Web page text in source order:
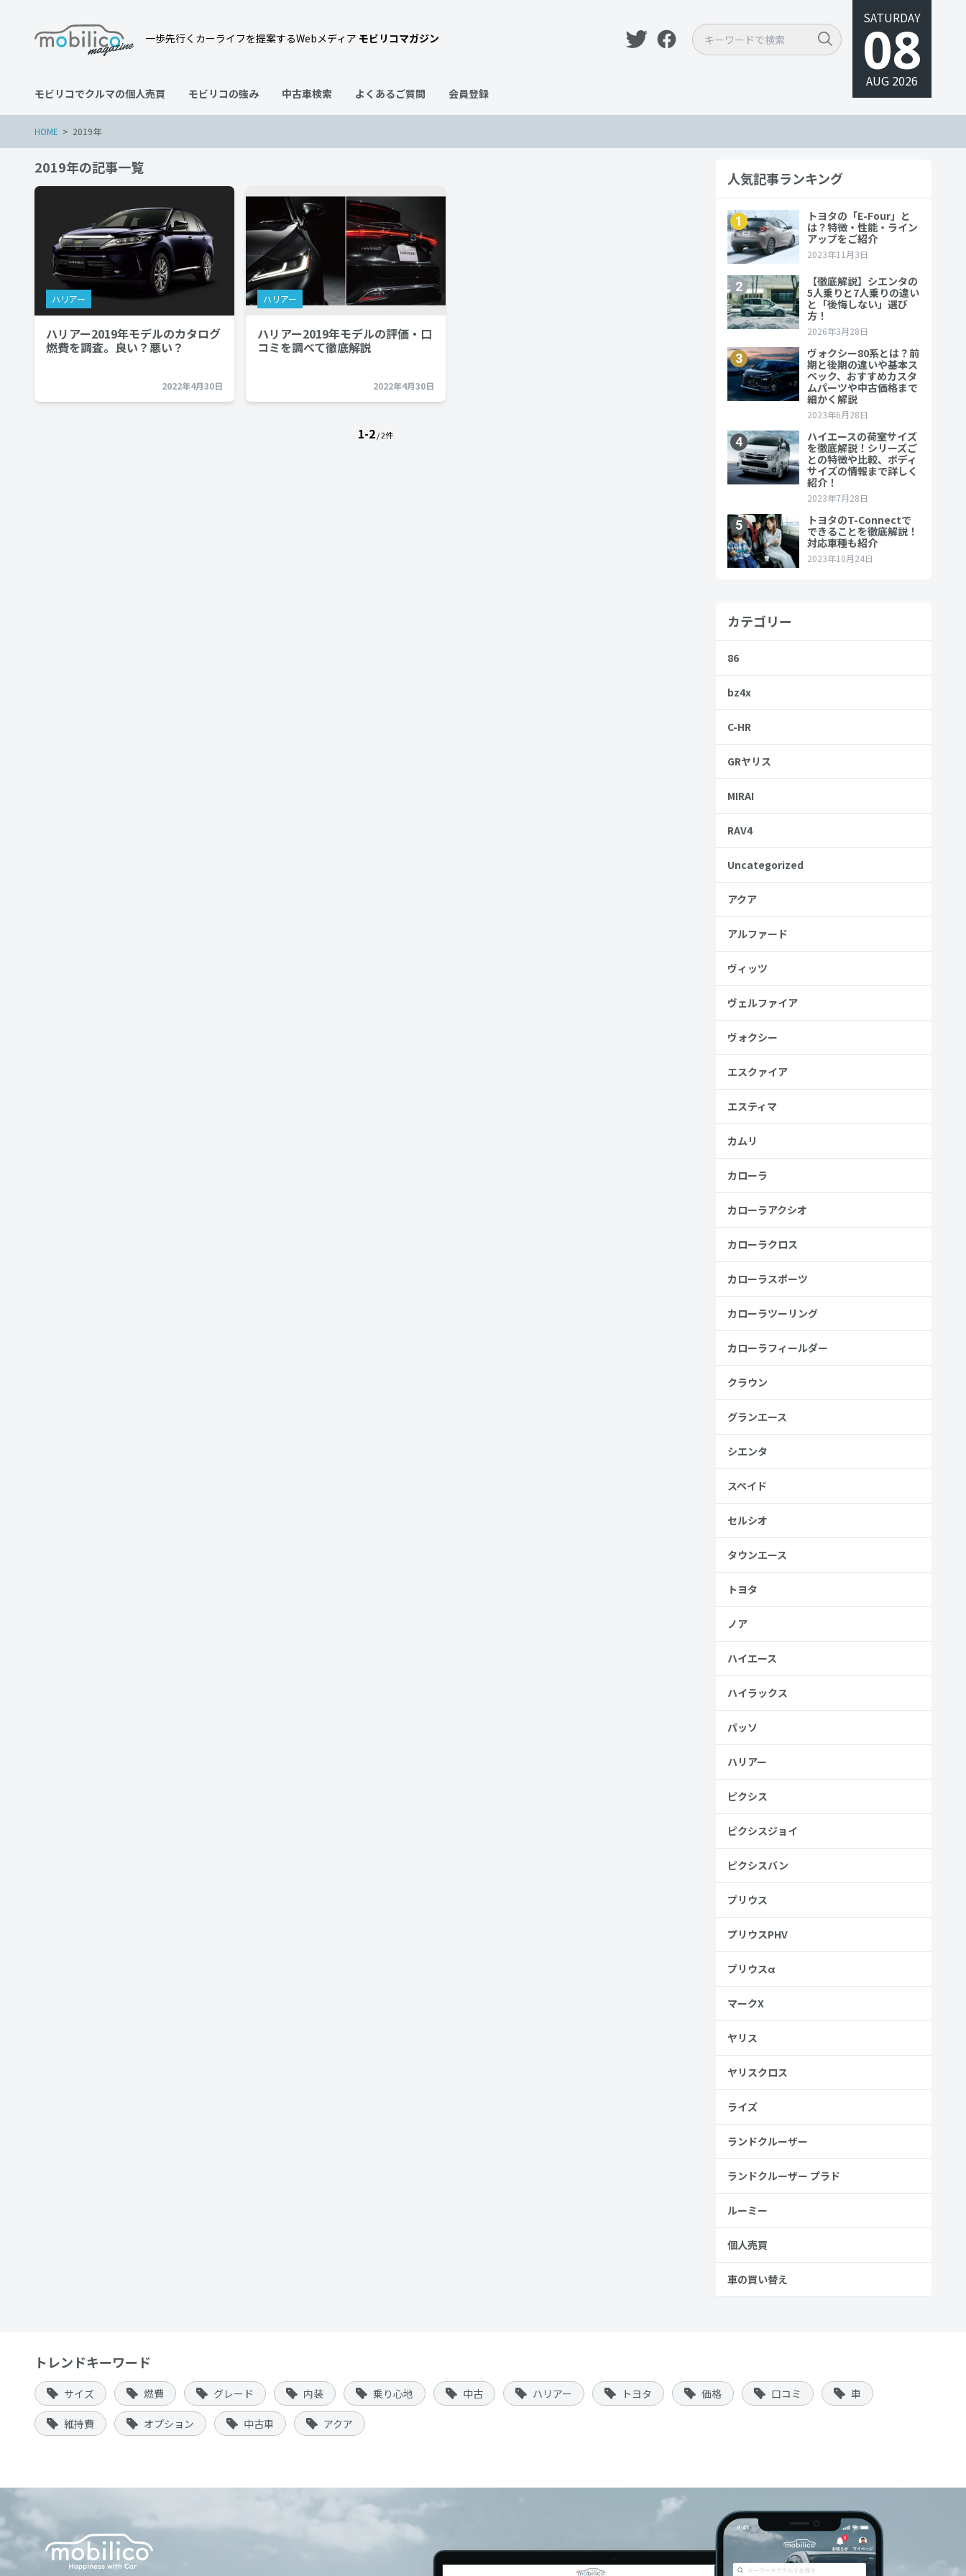
一歩先行くカーライフを提案するWebメディア モビリコマガジン
SATURDAY
08
AUG 2026
モビリコでクルマの個人売買 モビリコの強み 中古車検索 よくあるご質問 会員登録
HOME 2019年
2019年の記事一覧
ハリアー
ハリアー2019年モデルのカタログ
燃費を調査。良い？悪い？
2022年4月30日
ハリアー
ハリアー2019年モデルの評価・口
コミを調べて徹底解説
2022年4月30日
1-2/ 2件
人気記事ランキング
カテゴリー
86
bz4x
C-HR
GRヤリス
MIRAI
RAV4
Uncategorized
アクア
アルファード
ヴィッツ
ヴェルファイア
ヴォクシー
エスクァイア
エスティマ
カムリ
カローラ
カローラアクシオ
カローラクロス
カローラスポーツ
カローラツーリング
カローラフィールダー
クラウン
グランエース
シエンタ
スペイド
セルシオ
タウンエース
トヨタ
ノア
ハイエース
ハイラックス
パッソ
ハリアー
ピクシス
ピクシスジョイ
ピクシスバン
プリウス
プリウスPHV
プリウスα
マークX
ヤリス
ヤリスクロス
ライズ
ランドクルーザー
ランドクルーザー プラド
ルーミー
個人売買
車の買い替え
トレンドキーワード
サイズ 燃費 グレード 内装 乗り心地 中古 ハリアー トヨタ 価格 口コミ 車
維持費 オプション 中古車 アクア